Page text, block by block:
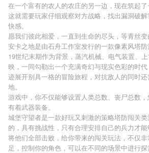
在一个富有的农人的农庄的另一边，现在筑起了
这就需要玩家仔细观察对方战略，找出漏洞破
快感。
愿我们彼此相爱，一直到生命的尽头，等青丝变
安卡之地是由石舟工作室发行的一款像素风塔
19世纪末期作为背景，蒸汽机械、电气装置、
映，一同勾勒出一个充满奇幻与现实色彩的时
迹展开别具一格的冒险旅程，对抗敌人的同时
地。
游戏中，你不仅能够设置人类总数、丧尸总数
有着武器装备。
城堡守望者是一款好玩又刺激的策略塔防闯关
的，具有挑战性，只有合理安排自己的兵力才
将他们全部击败，给你带来的闯关玩法，不仅
足，控制你的角色，可以在不同的场景中进行探